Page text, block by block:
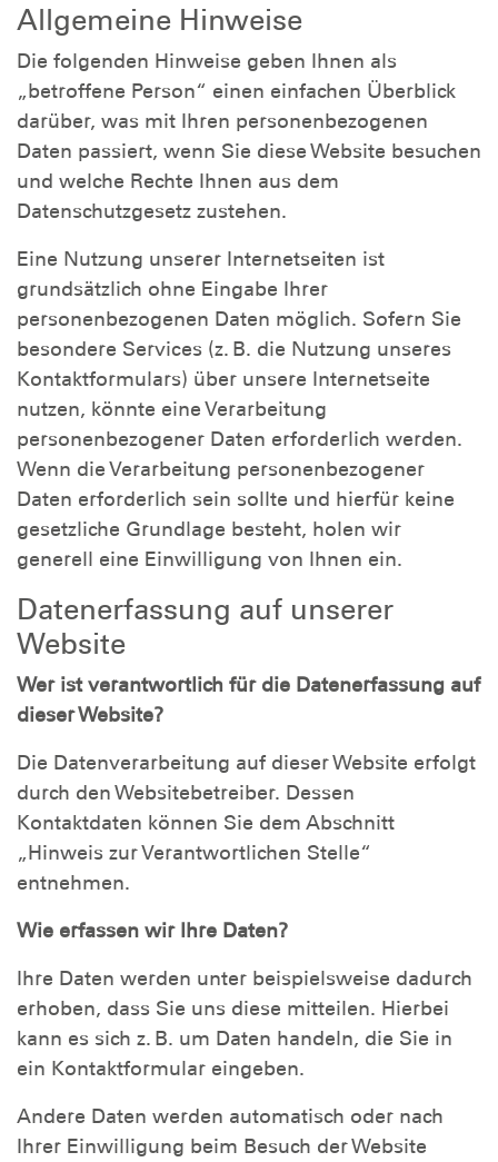
Allgemeine Hinweise
Die folgenden Hinweise geben Ihnen als
„betroffene Person“ einen einfachen Überblick
darüber, was mit Ihren personenbezogenen
Daten passiert, wenn Sie diese Website besuchen
und welche Rechte Ihnen aus dem
Datenschutzgesetz zustehen.
Eine Nutzung unserer Internetseiten ist
grundsätzlich ohne Eingabe Ihrer
personenbezogenen Daten möglich. Sofern Sie
besondere Services (z. B. die Nutzung unseres
Kontaktformulars) über unsere Internetseite
nutzen, könnte eine Verarbeitung
personenbezogener Daten erforderlich werden.
Wenn die Verarbeitung personenbezogener
Daten erforderlich sein sollte und hierfür keine
gesetzliche Grundlage besteht, holen wir
generell eine Einwilligung von Ihnen ein.
Datenerfassung auf unserer
Website
Wer ist verantwortlich für die Datenerfassung auf
dieser Website?
Die Datenverarbeitung auf dieser Website erfolgt
durch den Websitebetreiber. Dessen
Kontaktdaten können Sie dem Abschnitt
„Hinweis zur Verantwortlichen Stelle“
entnehmen.
Wie erfassen wir Ihre Daten?
Ihre Daten werden unter beispielsweise dadurch
erhoben, dass Sie uns diese mitteilen. Hierbei
kann es sich z. B. um Daten handeln, die Sie in
ein Kontaktformular eingeben.
Andere Daten werden automatisch oder nach
Ihrer Einwilligung beim Besuch der Website